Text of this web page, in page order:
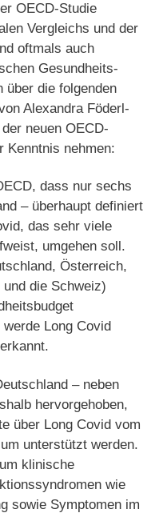
OECD-Studie
Vergleichs und der
oftmals auch
Gesundheits-
über die folgenden
Alexandra Föderl-
neuen OECD-
Kenntnis nehmen:
dass nur sechs
– überhaupt definiert
das sehr viele
umgehen soll.
Österreich,
und die Schweiz)
Long Covid
– neben
hervorgehoben,
über Long Covid vom
unterstützt werden.
klinische
wie
sowie Symptomen im